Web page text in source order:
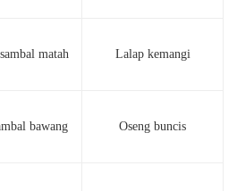
matah Lalap kemangi
bawang Oseng buncis